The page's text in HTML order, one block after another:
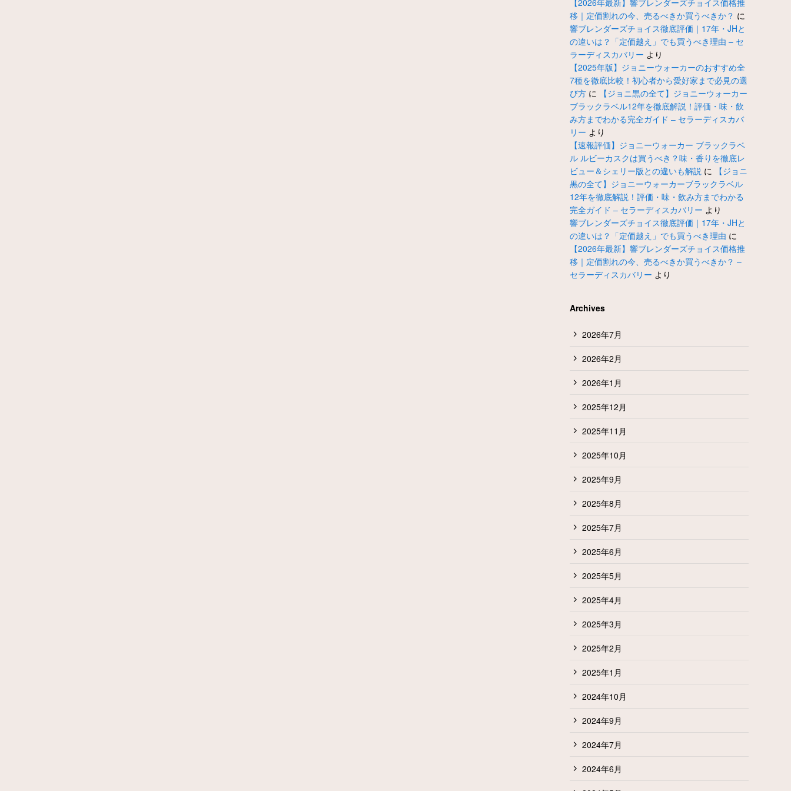
【2026年最新】響ブレンダーズチョイス価格推
移｜定価割れの今、売るべきか買うべきか？ に
響ブレンダーズチョイス徹底評価｜17年・JHと
の違いは？「定価越え」でも買うべき理由 – セ
ラーディスカバリー より
【2025年版】ジョニーウォーカーのおすすめ全
7種を徹底比較！初心者から愛好家まで必見の選
び方 に
【ジョニ黒の全て】ジョニーウォーカー
ブラックラベル12年を徹底解説！評価・味・飲
み方までわかる完全ガイド – セラーディスカバ
リー より
【速報評価】ジョニーウォーカー ブラックラベ
ル ルビーカスクは買うべき？味・香りを徹底レ
ビュー＆シェリー版との違いも解説 に
【ジョニ
黒の全て】ジョニーウォーカーブラックラベル
12年を徹底解説！評価・味・飲み方までわかる
完全ガイド – セラーディスカバリー より
響ブレンダーズチョイス徹底評価｜17年・JHと
の違いは？「定価越え」でも買うべき理由 に
【2026年最新】響ブレンダーズチョイス価格推
移｜定価割れの今、売るべきか買うべきか？ –
セラーディスカバリー より
Archives
2026年7月
2026年2月
2026年1月
2025年12月
2025年11月
2025年10月
2025年9月
2025年8月
2025年7月
2025年6月
2025年5月
2025年4月
2025年3月
2025年2月
2025年1月
2024年10月
2024年9月
2024年7月
2024年6月